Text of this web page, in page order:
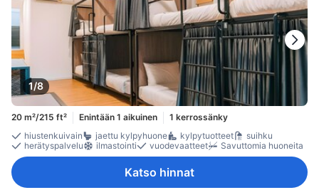
1/8
20 m²/215 ft² Enintään 1 aikuinen
1 kerrossänky
hiustenkuivain
jaettu kylpyhuone kylpytuotteet
suihku
herätyspalvelu
ilmastointi vuodevaatteet Savuttomia huoneita
Katso hinnat